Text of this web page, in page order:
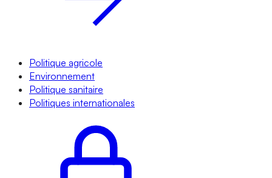
Politique agricole
Environnement
Politique sanitaire
Politiques internationales